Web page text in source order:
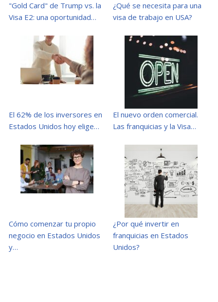
"Gold Card" de Trump vs. la
Visa E2: una oportunidad…
¿Qué se necesita para una
visa de trabajo en USA?
El 62% de los inversores en
Estados Unidos hoy elige…
El nuevo orden comercial.
Las franquicias y la Visa…
Cómo comenzar tu propio
negocio en Estados Unidos
y…
¿Por qué invertir en
franquicias en Estados
Unidos?